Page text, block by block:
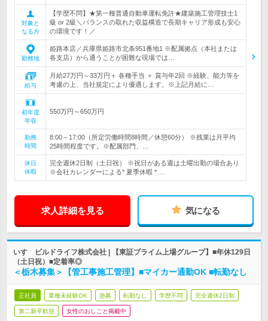
対象と
なる方
【学歴不問】★第一種普通自動車運転免許★建築施工管理技士1
級 or 2級＼バランスの取れた収益構造で長期キャリア形成も安心
の環境です！／
勤務地
姫路本店／兵庫県姫路市北条951番地1 ※配属拠点（本社または
各支店）から通うことが困難な現場では…
給与
月給27万円～33万円＋ 各種手当 ＋ 賞与年2回 ※経験、能力等を
考慮の上、当社規定により優遇します。※上記月給に…
初年度
年収
550万円～650万円
勤務
時間
8:00～17:00（所定労働時間8時間／休憩60分） ※残業は月平均
25時間程度です。※配属部門、…
休日
休暇
完全週休2日制（土日祝） ※祝日がある週は土曜出勤の場合あり
※会社カレンダーによる* 夏季休暇 * …
求人詳細を見る 気になる
いすゞビルドライフ株式会社 | 【東証プライム上場グループ】■年休129日
（土日祝）■定着率◎
＜栃木募集＞【管工事施工管理】■マイカー通勤OK ■転勤なし
正社員 業種未経験OK 急募 転勤なし 学歴不問 完全週休2日制
第二新卒歓迎 女性のおしごと掲載中